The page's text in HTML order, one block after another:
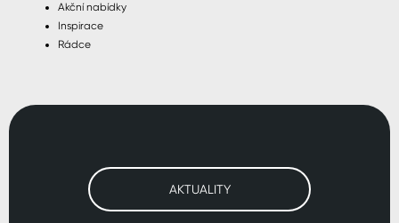
Akční nabídky
Inspirace
Rádce
AKTUALITY